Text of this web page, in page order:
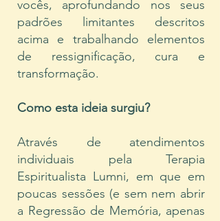
vocês, aprofundando nos seus
padrões limitantes descritos
acima e trabalhando elementos
de ressignificação, cura e
transformação.
Como esta ideia surgiu?
Através de atendimentos
individuais pela Terapia
Espiritualista Lumni, em que em
poucas sessões (e sem nem abrir
a Regressão de Memória, apenas